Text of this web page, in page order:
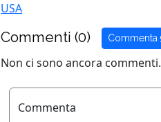
USA
Commenti (0) Commenta
Non ci sono ancora commenti.
Commenta